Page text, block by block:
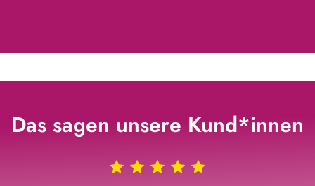
Das sagen unsere Kund*innen